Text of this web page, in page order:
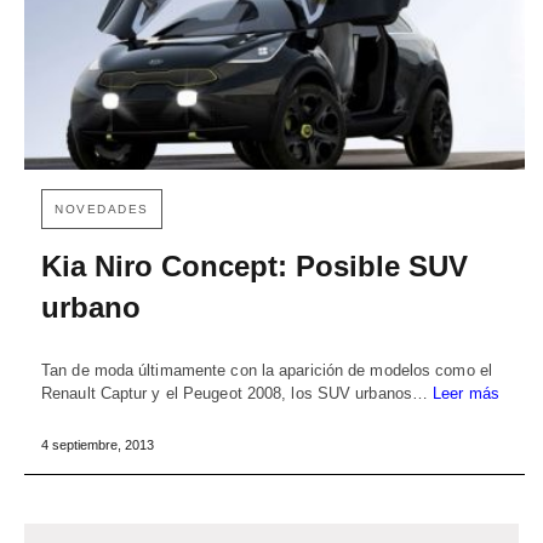
NOVEDADES
Kia Niro Concept: Posible SUV
urbano
Tan de moda últimamente con la aparición de modelos como el
Renault Captur y el Peugeot 2008, los SUV urbanos… Leer más
4 septiembre, 2013